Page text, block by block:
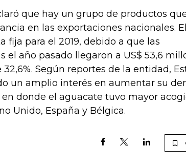
que hay un grupo de productos
en las exportaciones nacionales. El
fija para el 2019, debido a que las
el año pasado llegaron a US$ 53,6
Según reportes de la entidad,
un amplio interés en aumentar su
donde el aguacate tuvo mayor
Unido, España y Bélgica.